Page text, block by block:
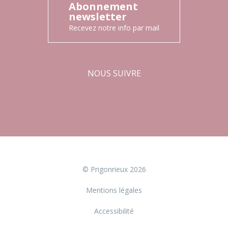
Abonnement
newsletter
Recevez notre info par mail
NOUS SUIVRE
© Prigonrieux 2026
Mentions légales
Accessibilité